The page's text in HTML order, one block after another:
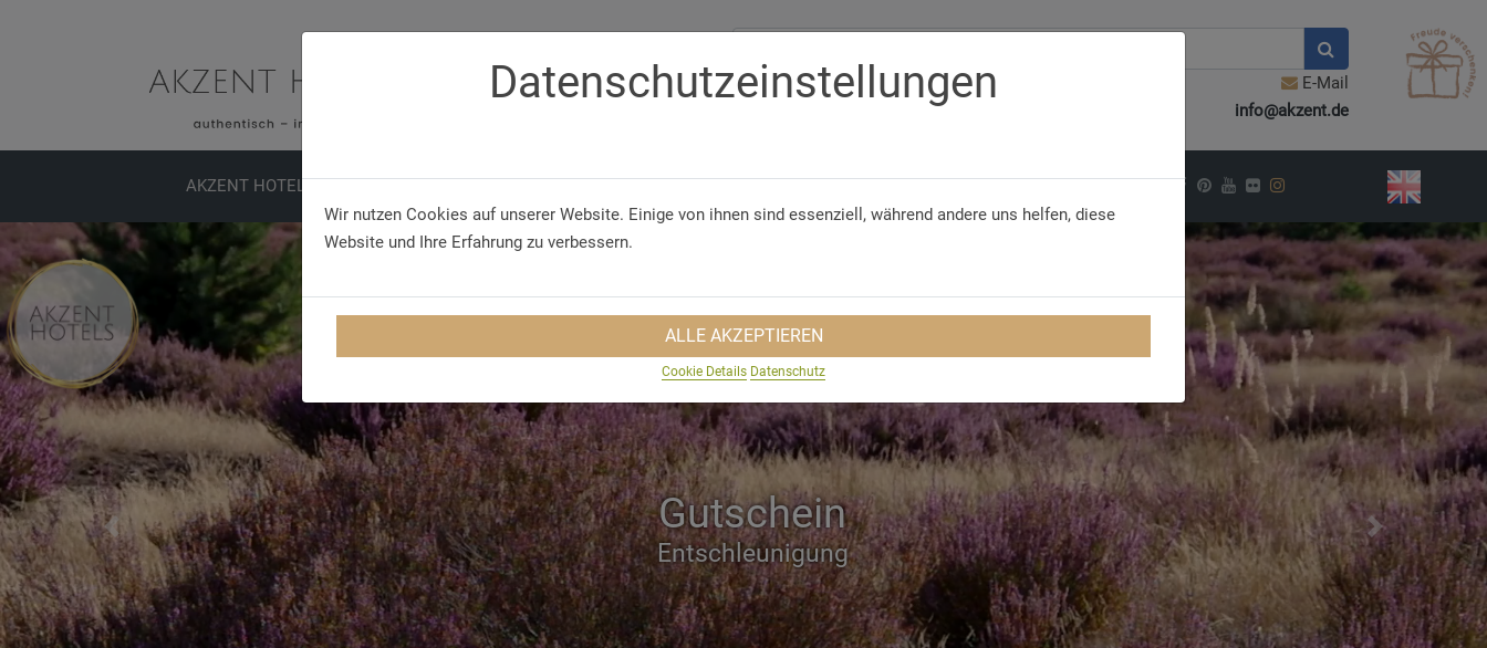
Telefon/WhatsApp
E-Mail
info@akzent.de
AKZENT HOTELS ERLEBNISSE TAGUNGEN GRUPPENREISEN NACHHALTIGKEIT REISEINSPIRATION
Gutschein
Fernweh
Previous Next
Datenschutzeinstellungen
Wir nutzen Cookies auf unserer Website. Einige von ihnen sind essenziell, während andere uns helfen, diese
Website und Ihre Erfahrung zu verbessern.
ALLE AKZEPTIEREN
Cookie Details Datenschutz